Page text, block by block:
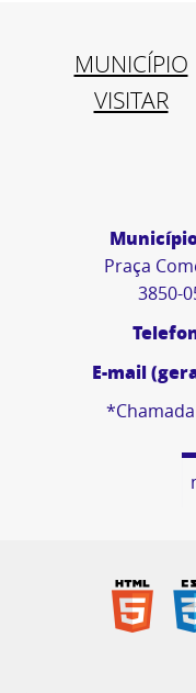
MUNICÍPIO
VISITAR
Praça
3850-
E-mail